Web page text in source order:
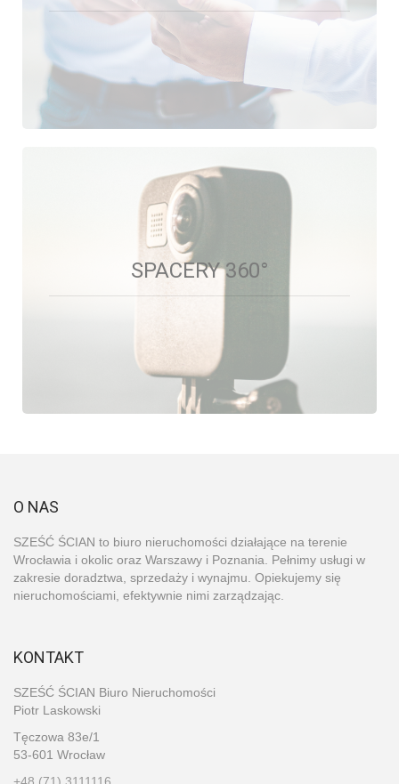
Zapewniamy indywidualne wsparcie na każdym
etapie inwestycji.
SPACERY 360°
SPACERY 360°
O NAS
SZEŚĆ ŚCIAN to biuro nieruchomości działające na terenie
Wrocławia i okolic oraz Warszawy i Poznania. Pełnimy usługi w
zakresie doradztwa, sprzedaży i wynajmu. Opiekujemy się
nieruchomościami, efektywnie nimi zarządzając.
KONTAKT
SZEŚĆ ŚCIAN Biuro Nieruchomości
Piotr Laskowski
Tęczowa 83e/1
53-601 Wrocław
+48 (71) 3111116